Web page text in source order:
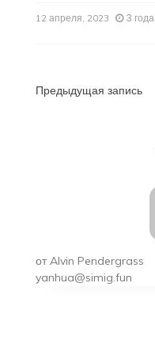
12 апреля, 2023 3 года
Навигация
Предыдущая запись
от Alvin Pendergrass
yanhua@simig.fun